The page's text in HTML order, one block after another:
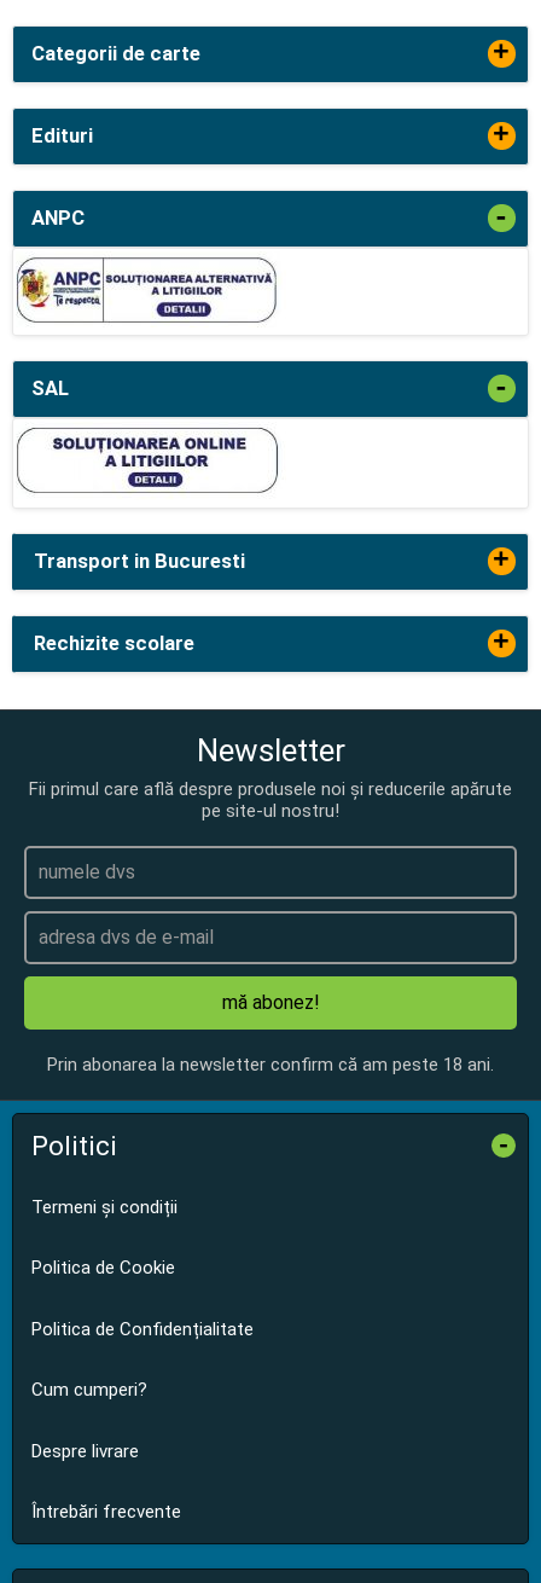
Categorii de carte +
Edituri +
ANPC -
SAL -
Transport in Bucuresti +
Rechizite scolare +
Newsletter
Fii primul care află despre produsele noi și reducerile apărute
pe site-ul nostru!
mă abonez!
Prin abonarea la newsletter confirm că am peste 18 ani.
Politici -
Termeni și condiții
Politica de Cookie
Politica de Confidențialitate
Cum cumperi?
Despre livrare
Întrebări frecvente